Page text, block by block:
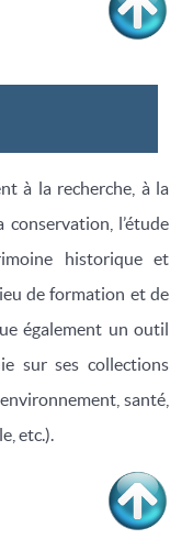
à la recherche, à la
l’étude
historique et
de formation et de
également un outil
sur ses collections
santé,
etc.).